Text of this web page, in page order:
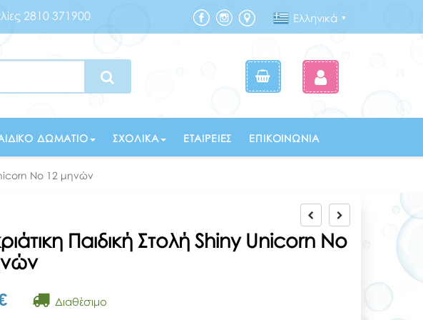
2810 371900 Ελληνικά ▼
ΔΩΜΆΤΙΟ ΣΧΟΛΙΚΆ ΕΤΑΙΡΕΊΕΣ ΕΠΙΚΟΙΝΩΝΊΑ
Νο 12 μηνών
Παιδική Στολή Shiny Unicorn Νο
Διαθέσιμο